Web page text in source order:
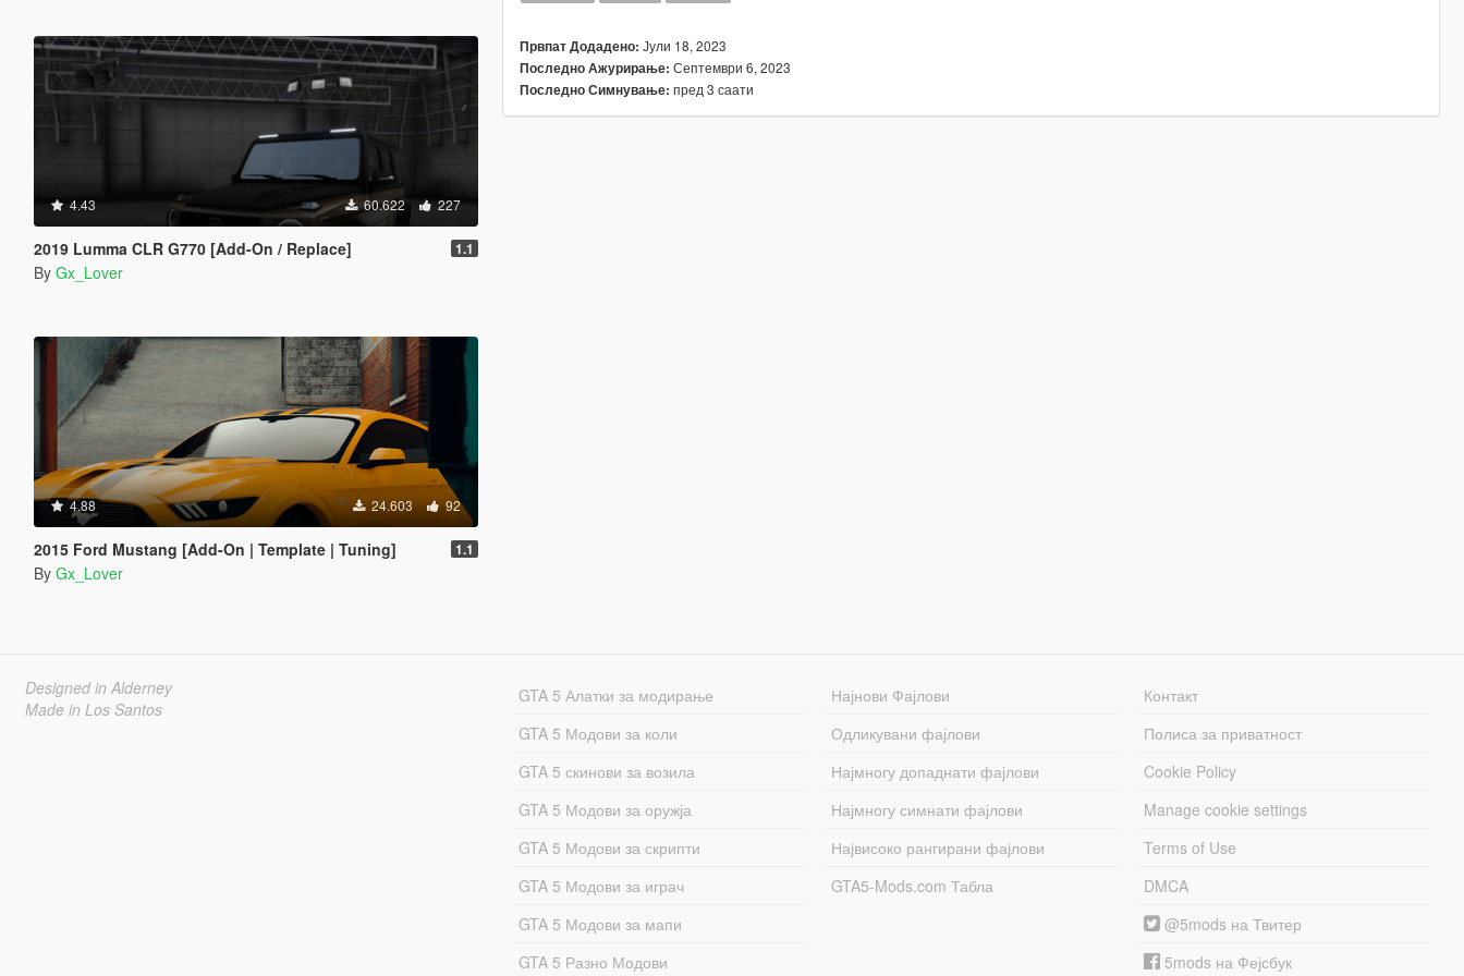
4.43 60.622 227
2019 Lumma CLR G770 [Add-On / Replace] 1.1
By Gx_Lover
4.88 24.603 92
2015 Ford Mustang [Add-On | Template | Tuning] 1.1
By Gx_Lover
Првпат Додадено: Јули 18, 2023
Последно Ажурирање: Септември 6, 2023
Последно Симнување: пред 3 саати
Designed in Alderney
Made in Los Santos
GTA 5 Алатки за модирање
GTA 5 Модови за коли
GTA 5 скинови за возила
GTA 5 Модови за оружја
GTA 5 Модови за скрипти
GTA 5 Модови за играч
GTA 5 Модови за мапи
GTA 5 Разно Модови
Најнови Фајлови
Одликувани фајлови
Најмногу допаднати фајлови
Најмногу симнати фајлови
Највисоко рангирани фајлови
GTA5-Mods.com Табла
Контакт
Полиса за приватност
Cookie Policy
Manage cookie settings
Terms of Use
DMCA
@5mods на Твитер
5mods на Фејсбук